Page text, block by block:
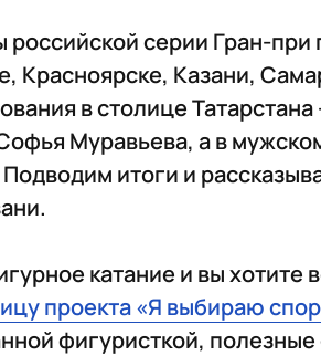
серии Гран-при
Красноярске, Казани,
в столице
Муравьева, а в
итоги и
катание и вы хотите
проекта «Я выбираю
фигуристкой,